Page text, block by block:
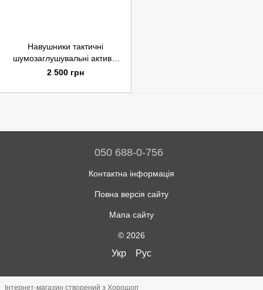
Навушники тактичні
шумозаглушувальні активні
Walker's Мультикам з чохлом
2 500 грн
050 688-0-756
Контактна інформація
Повна версія сайту
Мапа сайту
© 2026
Укр Рус
Інтернет-магазин створений з Хорошоп